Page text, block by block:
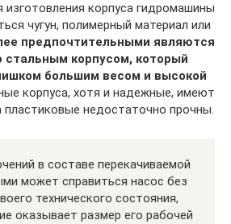
корпуса гидромашины
чугун, полимерный материал или
предпочтительными являются
стальным корпусом, который
большим весом и высокой
корпуса, хотя и надежные, имеют
пластиковые недостаточно прочны.
в составе перекачиваемой
может справиться насос без
технического состояния,
оказывает размер его рабочей